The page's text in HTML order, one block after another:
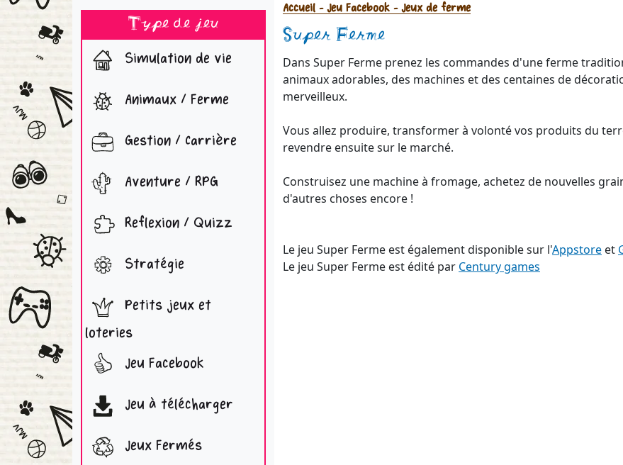
Type de jeu
Simulation de vie
Animaux / Ferme
Gestion / Carrière
Aventure / RPG
Reflexion / Quizz
Stratégie
Petits jeux et
loteries
Jeu Facebook
Jeu à télécharger
Jeux Fermés
Accueil - Jeu Facebook - Jeux de ferme
Super Ferme
Dans Super Ferme prenez les commandes d'une ferme
animaux adorables, des machines et des centaines de
merveilleux.
Vous allez produire, transformer à volonté vos produits du
revendre ensuite sur le marché.
Construisez une machine à fromage, achetez de nouvelles
d'autres choses encore !
Le jeu Super Ferme est également disponible sur l'Appstore et
Le jeu Super Ferme est édité par Century games